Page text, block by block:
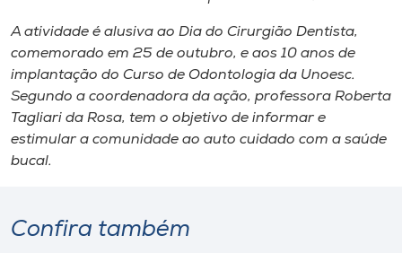
Rádio
Museu
A atividade é alusiva ao Dia do Cirurgião Dentista,
comemorado em 25 de outubro, e aos 10 anos de
implantação do Curso de Odontologia da Unoesc.
Segundo a coordenadora da ação, professora Roberta
Tagliari da Rosa, tem o objetivo de informar e
estimular a comunidade ao auto cuidado com a saúde
bucal.
Confira também